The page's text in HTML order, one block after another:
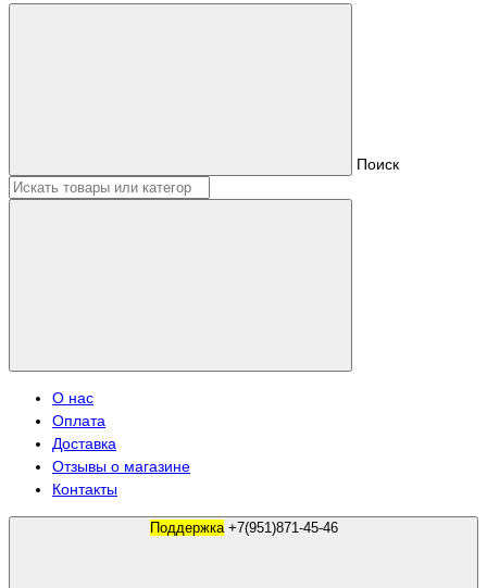
Поиск
О нас
Оплата
Доставка
Отзывы о магазине
Контакты
Поддержка +7(951)871-45-46